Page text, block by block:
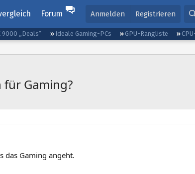
Forum Anmelden Registrieren
9000 „Deals“ Ideale Gaming-PCs GPU-Rangliste
Gaming?
das Gaming angeht.